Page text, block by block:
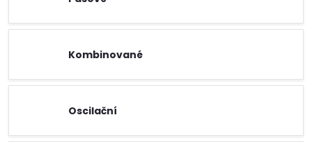
Kombinované
Oscilační